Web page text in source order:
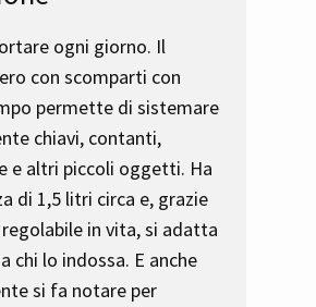
ogni giorno. Il
con scomparti con
permette di sistemare
chiavi, contanti,
e altri piccoli oggetti. Ha
di 1,5 litri circa e, grazie
in vita, si adatta
chi lo indossa. E anche
si fa notare per